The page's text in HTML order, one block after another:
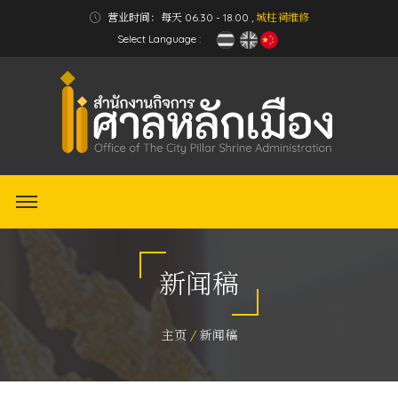
营业时间：每天 06.30 - 18.00 , 城柱祠维修
Select Language :
新闻稿
主页 新闻稿